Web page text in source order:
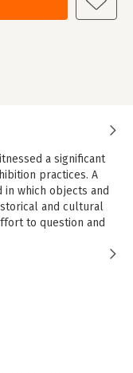
a significant
practices. A
which objects and
and cultural
to question and
transcending art-
interpretations
and narratives.
mapping of